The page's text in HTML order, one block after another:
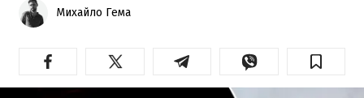
Михайло Гема